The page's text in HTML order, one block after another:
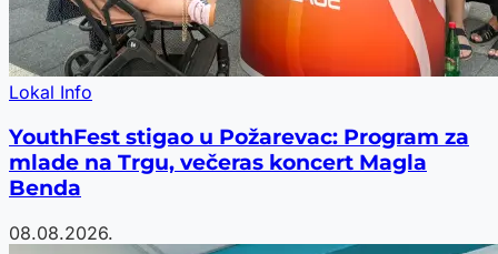
Lokal Info
YouthFest stigao u Požarevac: Program za
mlade na Trgu, večeras koncert Magla
Benda
08.08.2026.